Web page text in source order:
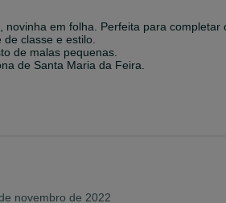
novinha em folha. Perfeita para completar
classe e estilo.
de malas pequenas.
de Santa Maria da Feira.
novembro de 2022